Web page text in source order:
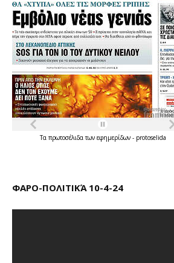
Τα πρωτοσέλιδατων εφημερίδων - protoselida
ΦΑΡΟ-ΠΟΛΙΤΙΚΆ 10-4-24